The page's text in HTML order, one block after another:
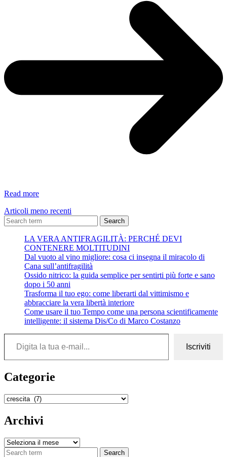
Read moreDa
bei
sogni”
Massimo
Gramellini
Articoli meno recenti
Search
LA VERA ANTIFRAGILITÀ: PERCHÉ DEVI
CONTENERE MOLTITUDINI
Dal vuoto al vino migliore: cosa ci insegna il miracolo di
Cana sull’antifragilità
Ossido nitrico: la guida semplice per sentirti più forte e sano
dopo i 50 anni
Trasforma il tuo ego: come liberarti dal vittimismo e
abbracciare la vera libertà interiore
Come usare il tuo Tempo come una persona scientificamente
intelligente: il sistema Dis/Co di Marco Costanzo
Digita la tua e-mail...
Iscriviti
Categorie
Categorie
Archivi
Archivi
Search